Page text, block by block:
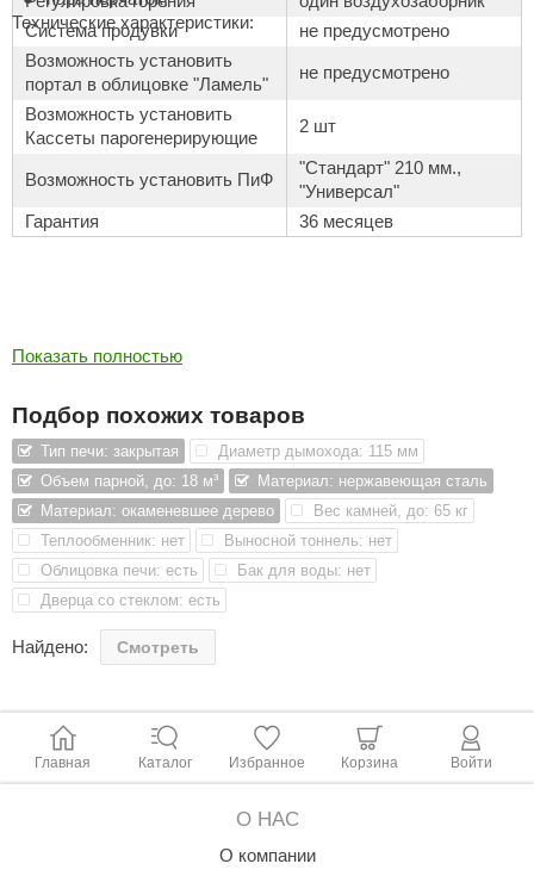
Woods
Light
Технические характеристики:
Система продувки
не предусмотрено
Возможность установить
портал в облицовке "Ламель"
не предусмотрено
Возможность установить
Кассеты парогенерирующие
2 шт
Возможность установить ПиФ
"Стандарт" 210 мм.,
"Универсал"
Гарантия
36 месяцев
Показать полностью
Подбор похожих товаров
Тип печи: закрытая
Диаметр дымохода: 115 мм
Объем парной, до: 18 м³
Материал: нержавеющая сталь
Материал: окаменевшее дерево
Вес камней, до: 65 кг
Теплообменник: нет
Выносной тоннель: нет
Облицовка печи: есть
Бак для воды: нет
Дверца со стеклом: есть
Найдено: Смотреть
Главная Каталог Избранное Корзина Войти
О НАС
О компании